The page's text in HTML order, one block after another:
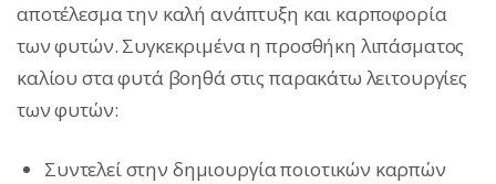
αποτέλεσμα την καλή ανάπτυξη και καρποφορία
των φυτών. Συγκεκριμένα η προσθήκη λιπάσματος
καλίου στα φυτά βοηθά στις παρακάτω λειτουργίες
των φυτών:
Συντελεί στην δημιουργία ποιοτικών καρπών